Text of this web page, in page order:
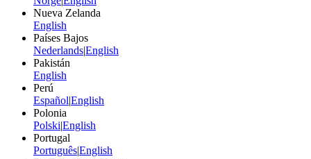
Nueva Zelanda
English
Países Bajos
Nederlands|English
Pakistán
English
Perú
Español|English
Polonia
Polski|English
Portugal
Português|English